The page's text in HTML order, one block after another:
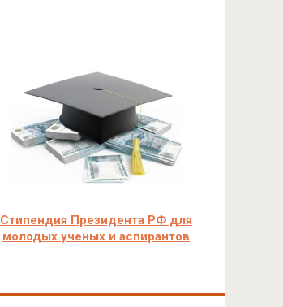
Стипендия Президента РФ для
молодых ученых и аспирантов